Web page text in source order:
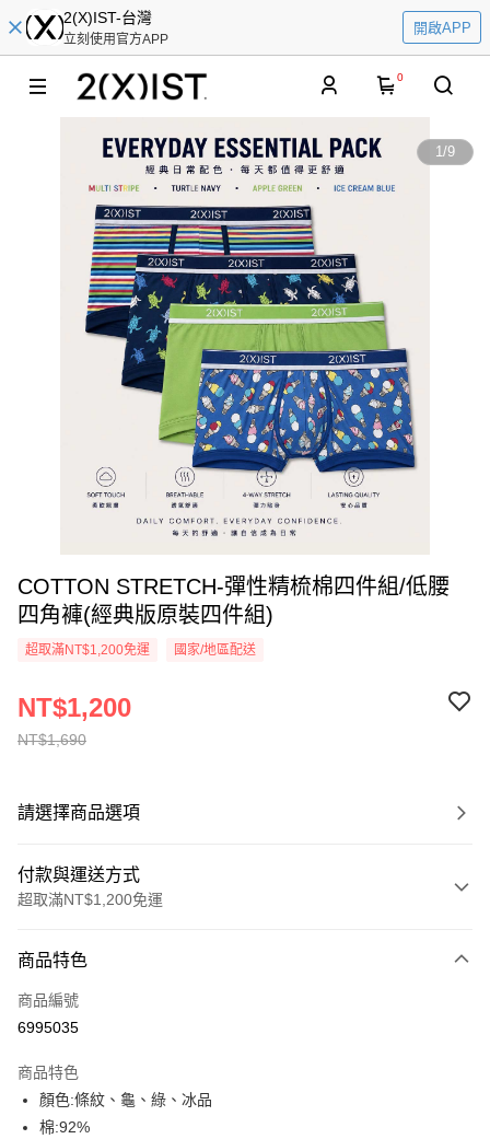
2(X)IST-台灣
立刻使用官方APP
開啟APP
0
1/9
COTTON STRETCH-彈性精梳棉四件組/低腰
四角褲(經典版原裝四件組)
超取滿NT$1,200免運 國家/地區配送
NT$1,690
NT$1,200
請選擇商品選項
付款與運送方式
超取滿NT$1,200免運
信用卡一次付款
信用卡分期付款
合作金庫商業銀行
華南商業銀行
上海商業儲蓄銀行
超商取貨付款
LINE Pay
商品特色
商品編號
6995035
商品特色
顏色:條紋、龜、綠、冰品
棉:92%